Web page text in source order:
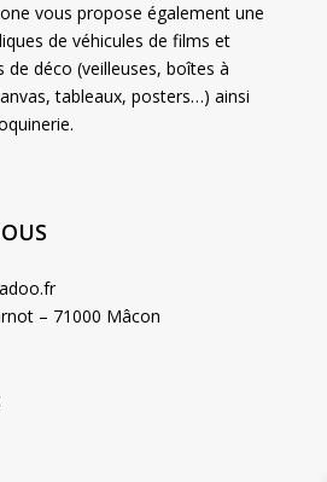
vous propose également une
de véhicules de films et
déco (veilleuses, boîtes à
tableaux, posters…) ainsi
– 71000 Mâcon